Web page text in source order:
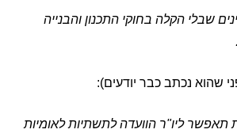
שבלי הקלה בחוקי התכנון והבנייה
שהוא נכתב כבר יודעים):
ליו"ר הוועדה לתשתיות לאומיות